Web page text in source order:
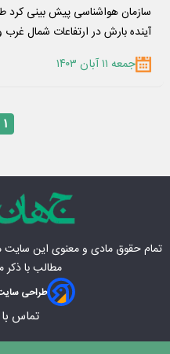
سازمان هواشناسی پیش بینی کرد
آینده بارش در ارتفاعات شمال
جمعه ۱۱ آبان ۱۴۰۳
۱
تمام حقوق مادی‌ و معنوی این سایت
مطالب با ذکر
طراحی
تماس با